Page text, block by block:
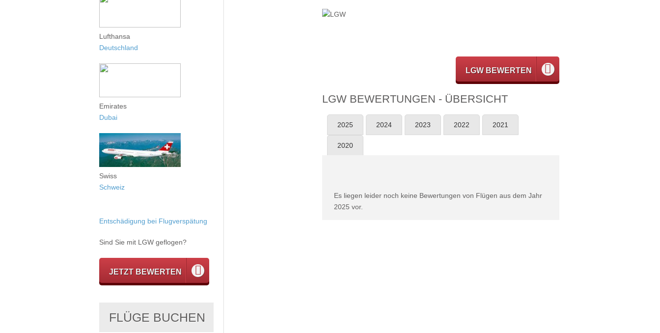
LGW BEWERTEN
LGW BEWERTUNGEN - ÜBERSICHT
2025 2024 2023 2022 2021
2020
Es liegen leider noch keine Bewertungen von Flügen aus dem Jahr
2025 vor.
Lufthansa
Deutschland
Emirates
Dubai
Swiss
Schweiz
Entschädigung bei Flugverspätung
Sind Sie mit LGW geflogen?
JETZT BEWERTEN
FLÜGE BUCHEN